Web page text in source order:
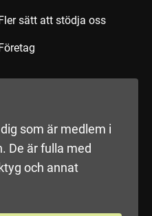
sätt att stödja oss
som är medlem i
De är fulla med
och annat